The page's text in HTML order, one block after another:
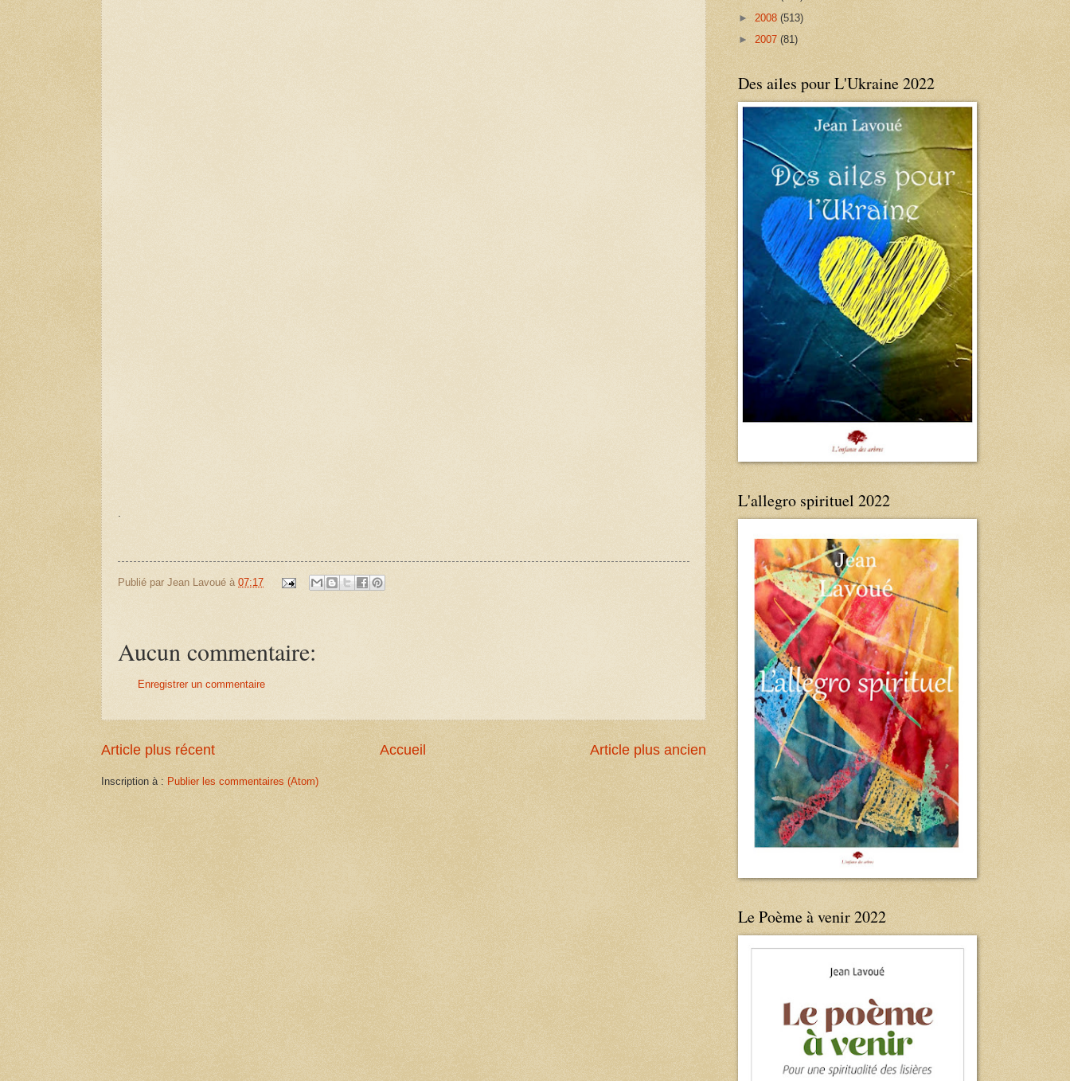
Publié par Jean Lavoué à 07:17
Aucun commentaire:
Enregistrer un commentaire
Article plus récent Article plus ancien
Accueil
Inscription à : Publier les commentaires (Atom)
► 2008 (513)
► 2007 (81)
Des ailes pour L'Ukraine 2022
L'allegro spirituel 2022
Le Poème à venir 2022